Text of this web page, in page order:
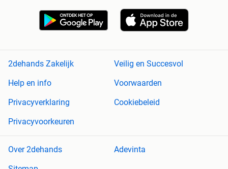
2dehands Zakelijk
Veilig en Succesvol
Help en info
Voorwaarden
Privacyverklaring
Cookiebeleid
Privacyvoorkeuren
Over 2dehands
Adevinta